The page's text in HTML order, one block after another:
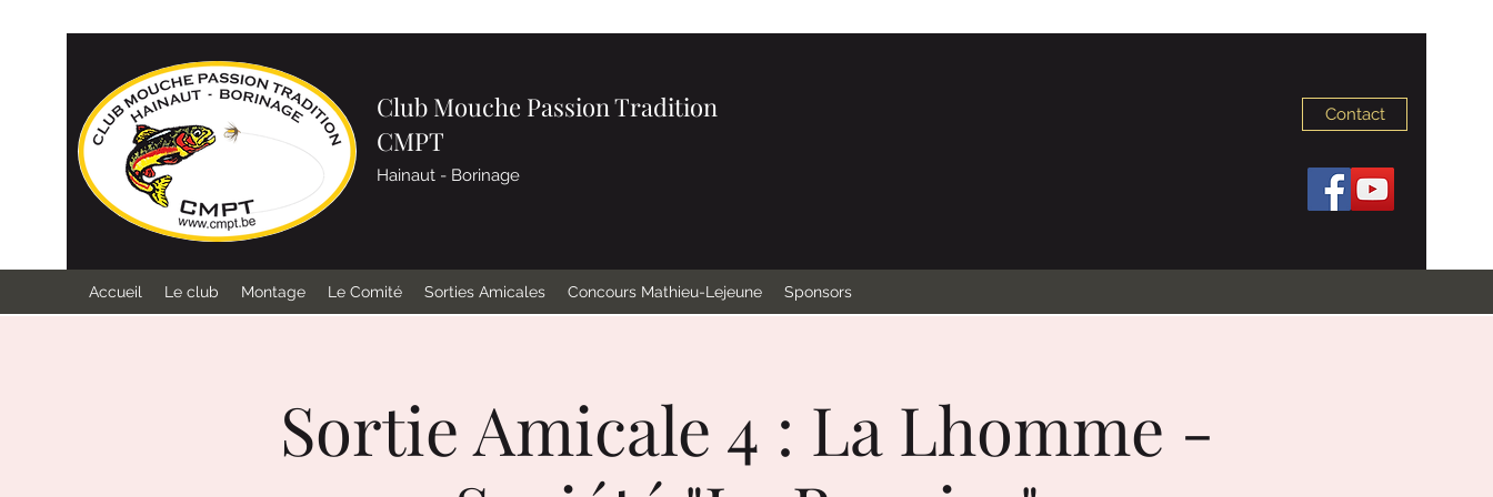
Club Mouche Passion Tradition
CMPT
Hainaut - Borinage
Contact
Accueil Le club Montage Le Comité Sorties Amicales Concours Mathieu-Lejeune Sponsors
Sortie Amicale 4 : La Lhomme -